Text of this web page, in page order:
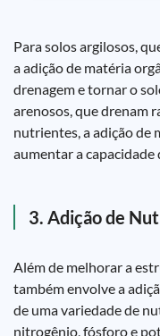
Para solos argilosos,
a adição de matéria
drenagem e tornar o
arenosos, que drenam
nutrientes, a adição de
aumentar a
3. Adição de
Além de melhorar a
também envolve a
de uma variedade de
nitrogênio, fósforo e